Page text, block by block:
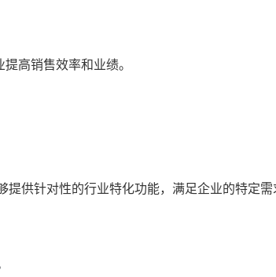
高销售效率和业绩。
供针对性的行业特化功能，满足企业的特定需